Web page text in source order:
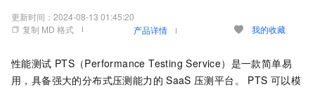
更新时间： 2024-08-13 01:45:20
复制 MD 格式
产品详情 我的收藏
性能测试 PTS（Performance Testing Service）是一款简单易
用，具备强大的分布式压测能力的 SaaS 压测平台。 PTS 可以模